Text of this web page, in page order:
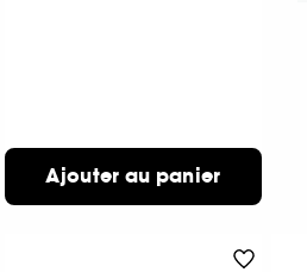
Ajouter au panier